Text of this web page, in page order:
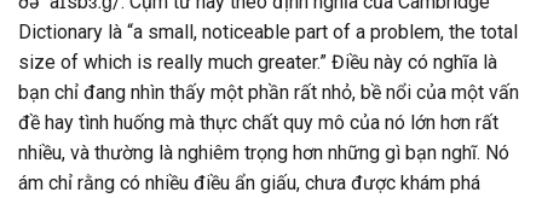
Dictionary là “a small, noticeable part of a problem, the total
size of which is really much greater.” Điều này có nghĩa là
bạn chỉ đang nhìn thấy một phần rất nhỏ, bề nổi của một vấn
đề hay tình huống mà thực chất quy mô của nó lớn hơn rất
nhiều, và thường là nghiêm trọng hơn những gì bạn nghĩ. Nó
ám chỉ rằng có nhiều điều ẩn giấu, chưa được khám phá